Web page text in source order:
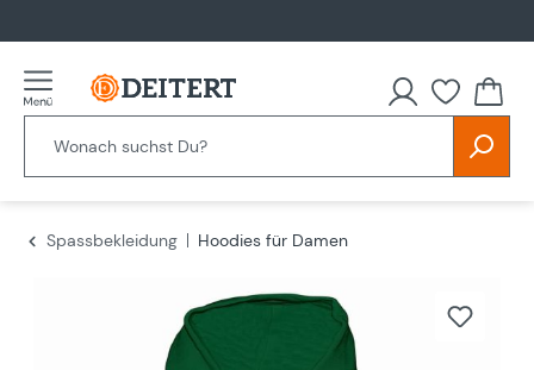
Spassbekleidung
Hoodies für Damen